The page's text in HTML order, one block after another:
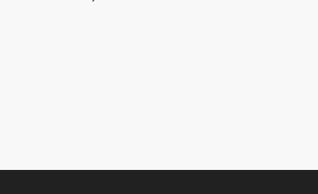
Тест 9. Варианты